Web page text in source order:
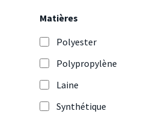
Matières
Polyester
Polypropylène
Laine
Synthétique